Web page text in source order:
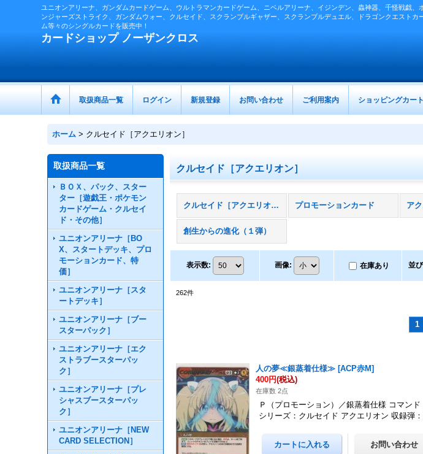
ユニオンアリーナ、ガンダムカードゲーム、ウルトラマンカードゲーム、ニベルアリーナ、イジンデン、蟲神器、千怪戦戯、
ンジャーズストライク、ガンダムウォー、クルセイド、スクランブルギャザー、スクランブルデュエル、ドラゴンクエストカ
ム等々のシングルカードを販売中！
カードショップ ノーザンクロス
取扱商品一覧 ログイン 新規登録 お問い合わせ ご利用案内 ショッピングカート
ホーム > クルセイド［アクエリオン］
取扱商品一覧
ＢＯＸ、パック、スター
ター［遊戯王・ポケモン
カードゲーム・クルセイ
ド・その他］
ユニオンアリーナ［BO
X、スタートデッキ、プロ
モーションカード、特
価］
ユニオンアリーナ［スタ
ートデッキ］
ユニオンアリーナ［ブー
スターパック］
ユニオンアリーナ［エク
ストラブースターパッ
ク］
ユニオンアリーナ［プレ
シャスブースターパッ
ク］
ユニオンアリーナ［NEW
CARD SELECTION］
クルセイド［アクエリオン］
クルセイド［アクエリオン］ (全商品) プロモーションカード
創生からの進化（１弾）
表示数: 画像: 在庫あり 並
262件
1
人の夢≪銀蒸着仕様≫ [ACP赤M]
400円(税込)
在庫数 2点
Ｐ（プロモーション）／銀蒸着仕様 コマン
シリーズ：クルセイド アクエリオン 収録弾